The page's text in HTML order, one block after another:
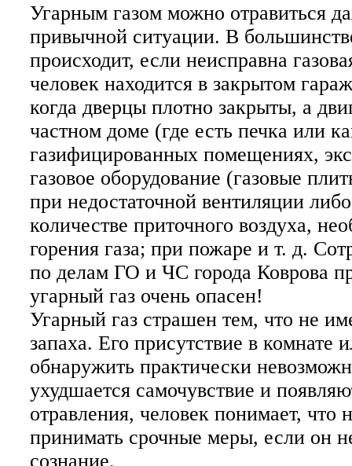
Угарным газом можно отравиться
привычной ситуации. В
происходит, если неисправна
человек находится в закрытом
когда дверцы плотно закрыты, а
частном доме (где есть печка или
газифицированных помещениях,
газовое оборудование (газовые
при недостаточной вентиляции
количестве приточного воздуха,
горения газа; при пожаре и т. д.
по делам ГО и ЧС города Коврова
угарный газ очень опасен!
Угарный газ страшен тем, что не
запаха. Его присутствие в комнате
обнаружить практически
ухудшается самочувствие и
отравления, человек понимает, что
принимать срочные меры, если он
сознание.